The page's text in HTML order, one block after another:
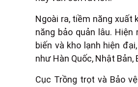
Ngoài ra, tiềm năng xuất
năng bảo quản lâu.
biến và kho lạnh hiện
như Hàn Quốc, Nhật Bản,
Cục Trồng trọt và Bảo